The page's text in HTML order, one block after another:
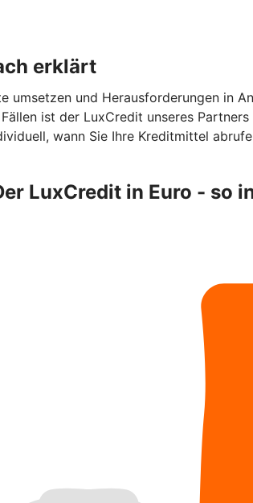
erklärt
umsetzen und Herausforderungen in
ist der LuxCredit unseres
wann Sie Ihre Kreditmittel
LuxCredit in Euro - so